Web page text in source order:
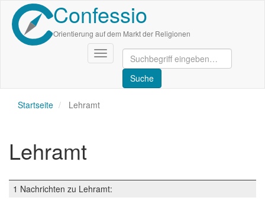
Direkt
zum
Inhalt
Confessio
Orientierung auf dem Markt der Religionen
Navigation
aktivieren/deaktivieren
Startseite Lehramt
Lehramt
1 Nachrichten zu Lehramt: